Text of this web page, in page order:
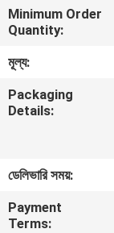
ভিআর
আমাদের
কারখানা
পরিদর্শন
Minimum Order
Quantity:
মূল্য:
Packaging
Details:
ডেলিভারি সময়:
Payment
Terms: